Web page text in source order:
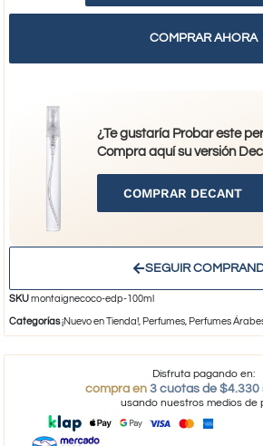
COMPRAR AHORA
¿Te gustaría Probar este
Compra aquí su versión
COMPRAR DECANT
SEGUIR
SKUmontaignecoco-edp-100ml
Categorías¡Nuevo en Tienda!, Perfumes, Perfumes
Disfruta pagando en:
compra en 3 cuotas de $4.330
usando nuestros medios de